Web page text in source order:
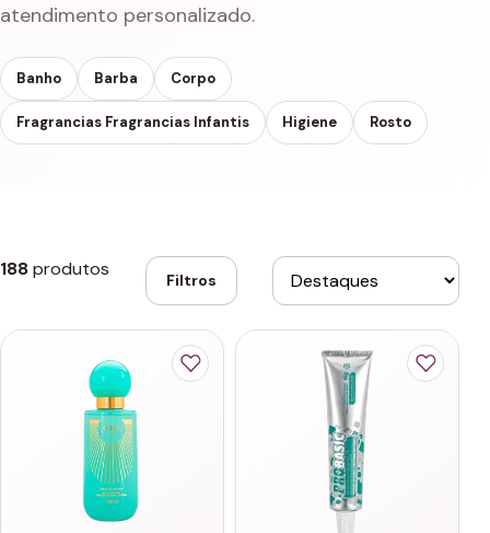
atendimento personalizado.
Banho Barba Corpo
Fragrancias Fragrancias Infantis Higiene Rosto
188produtos Filtros